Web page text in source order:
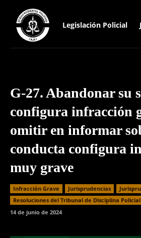
Legislación Policial
G-27. Abandonar su
configura infracción
omitir en informar
conducta configura
muy grave
Infracción Grave Jurisprudencias
Resoluciones del Tribunal de Disciplina Policial
14 de junio de 2024